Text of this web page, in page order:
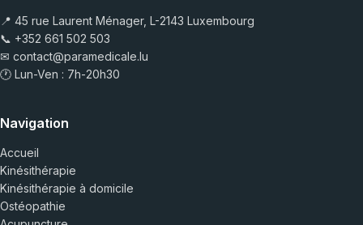
📍 45 rue Laurent Ménager, L-2143 Luxembourg
📞 +352 661 502 503
✉ contact@paramedicale.lu
🕐 Lun-Ven : 7h-20h30
Navigation
Accueil
Kinésithérapie
Kinésithérapie à domicile
Ostéopathie